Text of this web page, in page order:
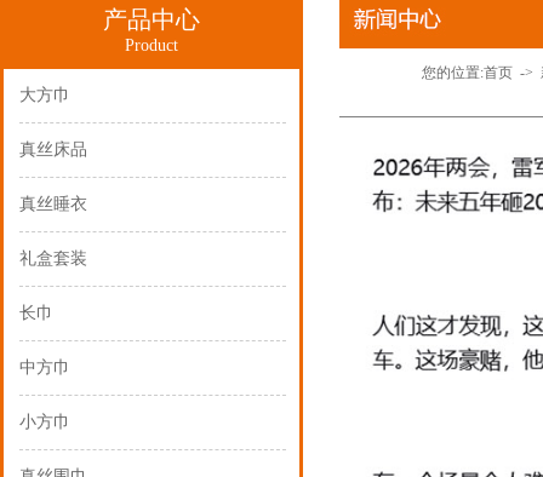
产品中心
Product
大方巾
真丝床品
真丝睡衣
礼盒套装
长巾
中方巾
小方巾
您的位置:首页 ->